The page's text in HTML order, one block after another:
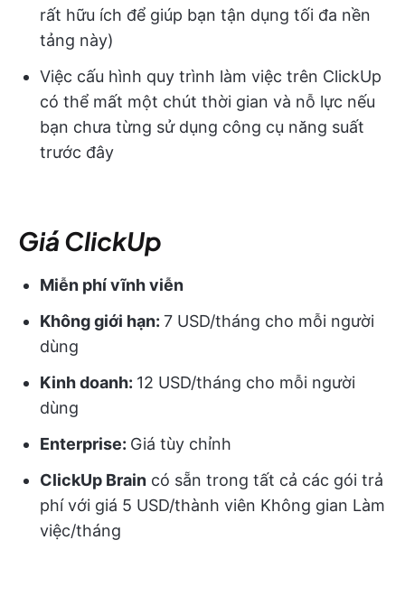
rất hữu ích để giúp bạn tận dụng tối đa nền
tảng này)
Việc cấu hình quy trình làm việc trên ClickUp
có thể mất một chút thời gian và nỗ lực nếu
bạn chưa từng sử dụng công cụ năng suất
trước đây
Giá ClickUp
Miễn phí vĩnh viễn
Không giới hạn: 7 USD/tháng cho mỗi người
dùng
Kinh doanh: 12 USD/tháng cho mỗi người
dùng
Enterprise: Giá tùy chỉnh
ClickUp Brain có sẵn trong tất cả các gói trả
phí với giá 5 USD/thành viên Không gian Làm
việc/tháng